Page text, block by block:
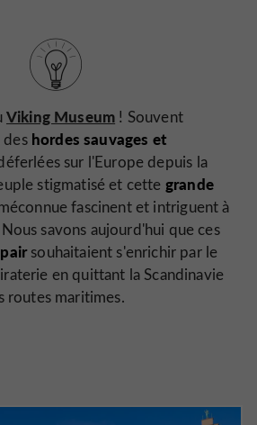
Viking Museum ! Souvent
hordes sauvages et
sur l'Europe depuis la
stigmatisé et cette grande
fascinent et intriguent à
savons aujourd'hui que ces
souhaitaient s'enrichir par le
en quittant la Scandinavie
routes maritimes.